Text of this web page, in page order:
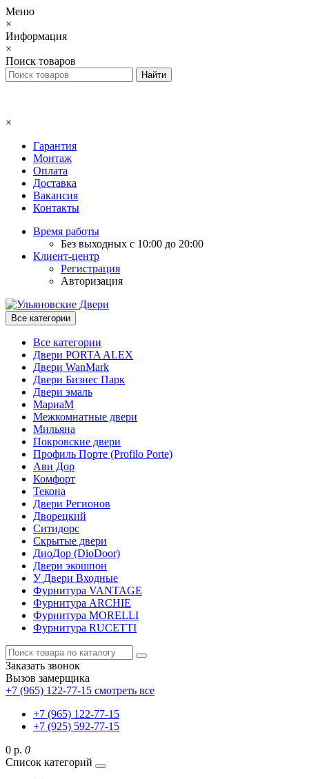
Меню
×
Информация
×
Поиск товаров
×
Гарантия
Монтаж
Оплата
Доставка
Вакансия
Контакты
Время работы
Без выходных с 10:00 до 20:00
Клиент-центр
Регистрация
Авторизация
Все категории
Все категории
Двери PORTA ALEX
Двери WanMark
Двери Бизнес Парк
Двери эмаль
МариаМ
Межкомнатные двери
Мильяна
Покровские двери
Профиль Порте (Profilo Porte)
Ави Дор
Комфорт
Текона
Двери Регионов
Дворецкий
Ситидорс
Скрытые двери
ДиоДор (DioDoor)
Двери экошпон
У Двери Входные
Фурнитура VANTAGE
Фурнитура ARCHIE
Фурнитура MORELLI
Фурнитура RUCETTI
Заказать звонок
Вызов замерщика
+7 (965) 122-77-15 смотреть все
+7 (965) 122-77-15
+7 (925) 592-77-15
0 р. 0
Список категорий